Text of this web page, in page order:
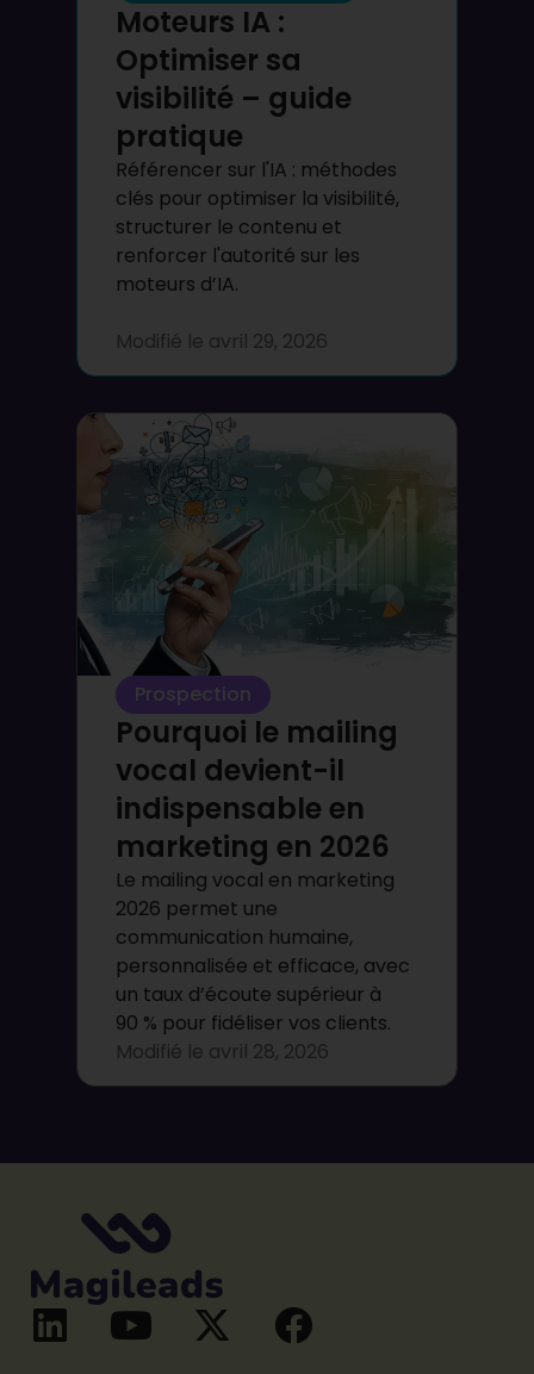
Moteurs IA :
Optimiser sa
visibilité – guide
pratique
Référencer sur l'IA : méthodes
clés pour optimiser la visibilité,
structurer le contenu et
renforcer l'autorité sur les
moteurs d’IA.
Modifié le avril 29, 2026
Prospection
Pourquoi le mailing
vocal devient-il
indispensable en
marketing en 2026
Le mailing vocal en marketing
2026 permet une
communication humaine,
personnalisée et efficace, avec
un taux d’écoute supérieur à
90 % pour fidéliser vos clients.
Modifié le avril 28, 2026